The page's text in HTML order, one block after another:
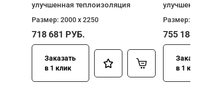
улучшенная теплоизоляция
Размер: 2000 х 2250
718 681 РУБ.
Заказать
в 1 клик
улучшенная
Размер: 2500 х
755 184
Заказать
в 1 клик